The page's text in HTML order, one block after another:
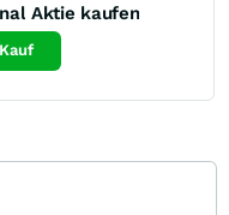
Aktie kaufen
Kauf